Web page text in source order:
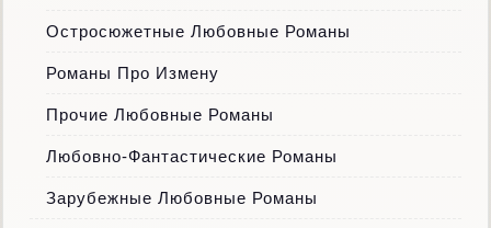
Остросюжетные Любовные Романы
Романы Про Измену
Прочие Любовные Романы
Любовно-Фантастические Романы
Зарубежные Любовные Романы